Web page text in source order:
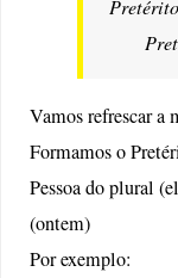
Vamos refrescar a
Formamos o
Pessoa do plural
(ontem)
Por exemplo: